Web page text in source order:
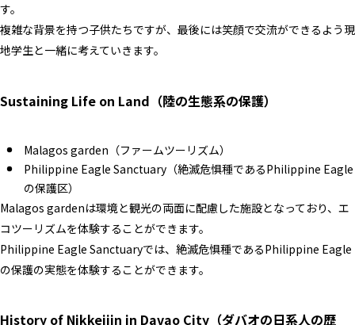
す。
複雑な背景を持つ子供たちですが、最後には笑顔で交流ができるよう現
地学生と一緒に考えていきます。
Sustaining Life on Land（陸の生態系の保護）
Malagos garden（ファームツーリズム）
Philippine Eagle Sanctuary（絶滅危惧種であるPhilippine Eagle
の保護区）
Malagos gardenは環境と観光の両面に配慮した施設となっており、エ
コツーリズムを体験することができます。
Philippine Eagle Sanctuaryでは、絶滅危惧種であるPhilippine Eagle
の保護の実態を体験することができます。
History of Nikkeijin in Davao City（ダバオの日系人の歴